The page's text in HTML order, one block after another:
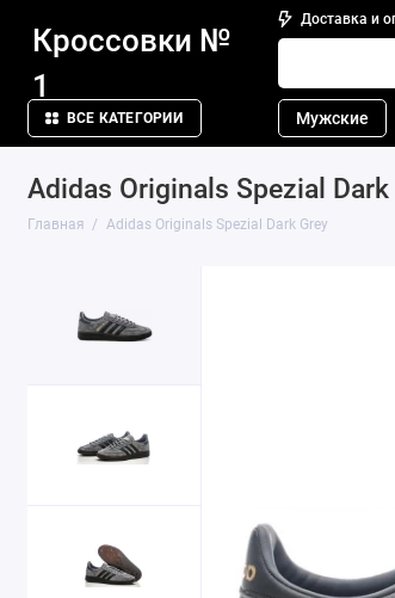
Доставка и
Кроссовки №
1
ВСЕ КАТЕГОРИИ Мужские
Adidas Originals Spezial Dark
Главная Adidas Originals Spezial Dark Grey